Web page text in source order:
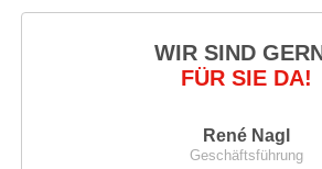
WIR SIND
FÜR SIE DA!
René Nagl
Geschäftsführung